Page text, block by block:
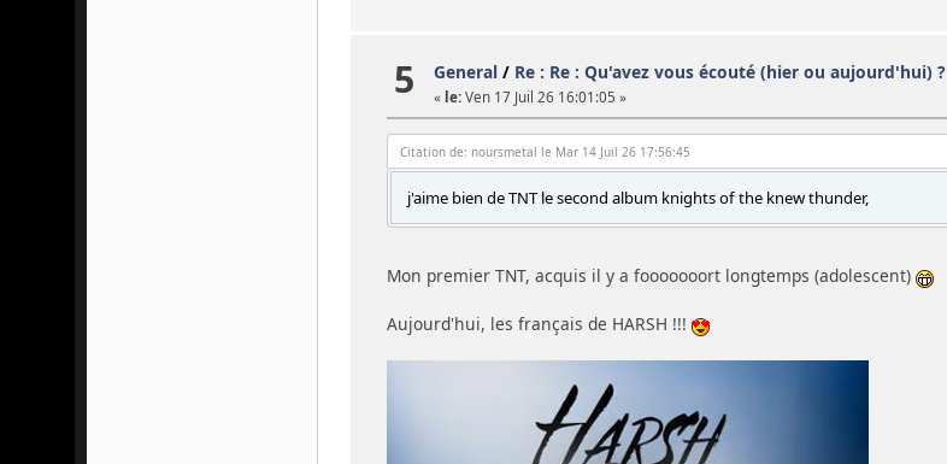
5 General/ Re : Re : Qu'avez vous écouté (hier ou aujourd'hui) ?
« le:Ven 17 Juil 26 16:01:05 »
Citation de: noursmetal le Mar 14 Juil 26 17:56:45
j'aime bien de TNT le second album knights of the knew thunder,
Mon premier TNT, acquis il y a fooooooort longtemps (adolescent)
Aujourd'hui, les français de HARSH !!!